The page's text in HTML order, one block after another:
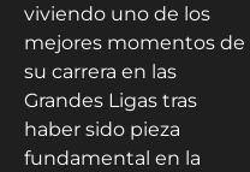
viviendo uno de los
mejores momentos de
su carrera en las
Grandes Ligas tras
haber sido pieza
fundamental en la